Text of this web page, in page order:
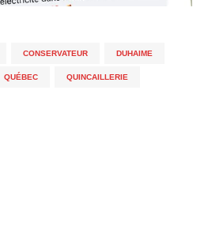
CONSERVATEUR DUHAIME
QUÉBEC QUINCAILLERIE